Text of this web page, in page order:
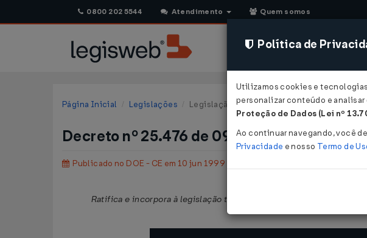
0800 202 5544 Atendimento Quem somos
Página Inicial Legislações Legislação Estadual - Ceará
Decreto nº 25.476 de 09/06/1999
Publicado no DOE - CE em 10 jun 1999
Ratifica e incorpora à legislação tributária estadual os Convênios,
Política de
Utilizamos cookies e
personalizar conteúdo e
Proteção de Dados (Lei nº
Ao continuar navegando, você
Privacidade e nosso Termo de